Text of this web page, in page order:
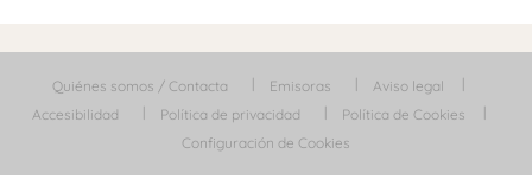
Quiénes somos / Contacta Emisoras
Aviso legal
Accesibilidad
Política de privacidad
Política de Cookies
Configuración de Cookies